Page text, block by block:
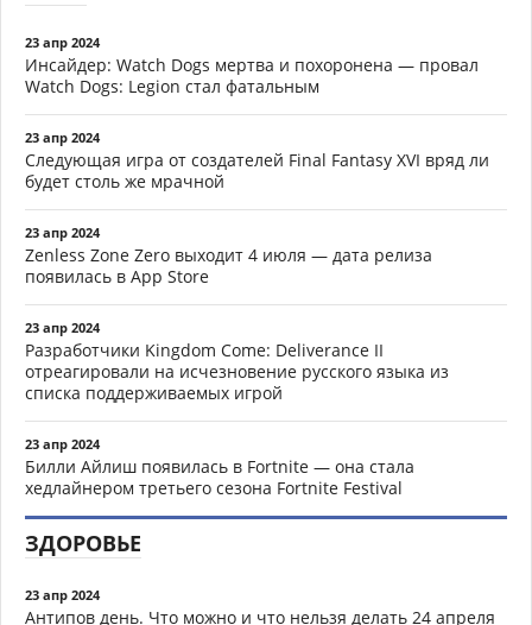
23 апр 2024
Инсайдер: Watch Dogs мертва и похоронена — провал
Watch Dogs: Legion стал фатальным
23 апр 2024
Следующая игра от создателей Final Fantasy XVI вряд ли
будет столь же мрачной
23 апр 2024
Zenless Zone Zero выходит 4 июля — дата релиза
появилась в App Store
23 апр 2024
Разработчики Kingdom Come: Deliverance II
отреагировали на исчезновение русского языка из
списка поддерживаемых игрой
23 апр 2024
Билли Айлиш появилась в Fortnite — она стала
хедлайнером третьего сезона Fortnite Festival
ЗДОРОВЬЕ
23 апр 2024
Антипов день. Что можно и что нельзя делать 24 апреля